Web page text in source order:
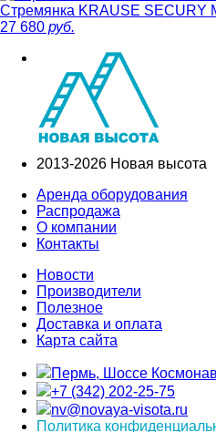
Стремянка KRAUSE SECURY
27 680 руб.
2013-2026 Новая высота
Аренда оборудования
Распродажа
О компании
Контакты
Новости
Производители
Полезное
Доставка и оплата
Карта сайта
Пермь, Шоссе
+7 (342) 202-25-75
nv@novaya-visota.ru
Политика